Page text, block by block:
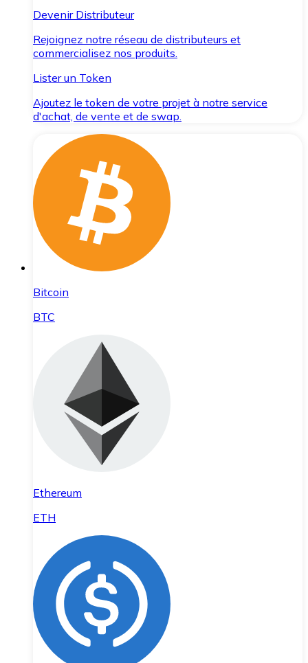
Devenir Distributeur
Rejoignez notre réseau de distributeurs et
commercialisez nos produits.
Lister un Token
Ajoutez le token de votre projet à notre service
d'achat, de vente et de swap.
Bitcoin
BTC
Ethereum
ETH